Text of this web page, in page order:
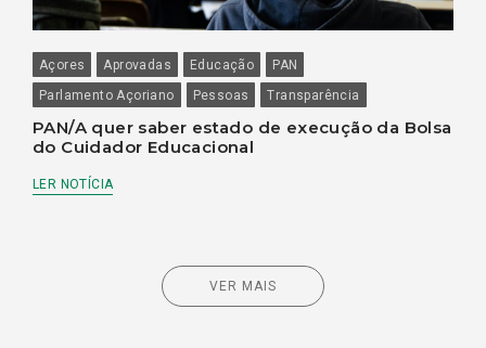
Açores Aprovadas Educação
PAN
Parlamento Açoriano
Pessoas Transparência
PAN/A quer saber estado de execução da Bolsa
do Cuidador Educacional
LER NOTÍCIA
VER MAIS